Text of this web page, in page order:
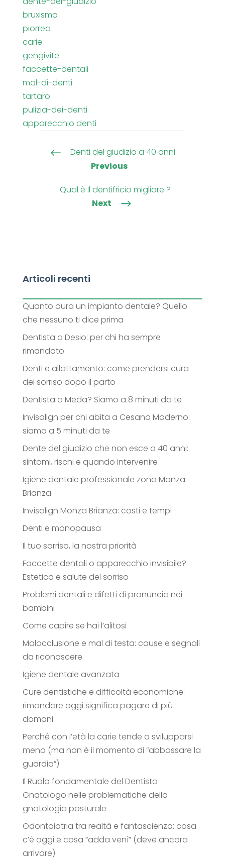
bruxismo
piorrea
carie
gengivite
faccette-dentali
mal-di-denti
tartaro
pulizia-dei-denti
apparecchio denti
#
Denti del giudizio a 40 anni
Previous
Qual è Il dentifricio migliore ?
Next
$
Articoli recenti
Quanto dura un impianto dentale? Quello
che nessuno ti dice prima
Dentista a Desio: per chi ha sempre
rimandato
Denti e allattamento: come prendersi cura
del sorriso dopo il parto
Dentista a Meda? Siamo a 8 minuti da te
Invisalign per chi abita a Cesano Maderno:
siamo a 5 minuti da te
Dente del giudizio che non esce a 40 anni:
sintomi, rischi e quando intervenire
Igiene dentale professionale zona Monza
Brianza
Invisalign Monza Brianza: costi e tempi
Denti e monopausa
Il tuo sorriso, la nostra priorità
Faccette dentali o apparecchio invisibile?
Estetica e salute del sorriso
Problemi dentali e difetti di pronuncia nei
bambini
Come capire se hai l’alitosi
Malocclusione e mal di testa: cause e segnali
da riconoscere
Igiene dentale avanzata
Cure dentistiche e difficoltà economiche:
rimandare oggi significa pagare di più
domani
Perché con l’età la carie tende a svilupparsi
meno (ma non è il momento di “abbassare la
guardia”)
Il Ruolo fondamentale del Dentista
Gnatologo nelle problematiche della
gnatologia posturale
Odontoiatria tra realtà e fantascienza: cosa
c’è oggi e cosa “adda venì” (deve ancora
arrivare)